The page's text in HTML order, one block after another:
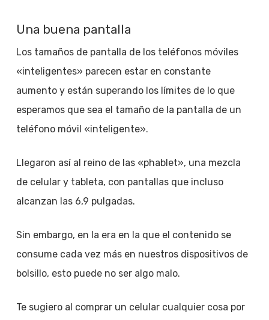
Una buena pantalla
Los tamaños de pantalla de los teléfonos móviles
«inteligentes» parecen estar en constante
aumento y están superando los límites de lo que
esperamos que sea el tamaño de la pantalla de un
teléfono móvil «inteligente».
Llegaron así al reino de las «phablet», una mezcla
de celular y tableta, con pantallas que incluso
alcanzan las 6,9 pulgadas.
Sin embargo, en la era en la que el contenido se
consume cada vez más en nuestros dispositivos de
bolsillo, esto puede no ser algo malo.
Te sugiero al comprar un celular cualquier cosa por